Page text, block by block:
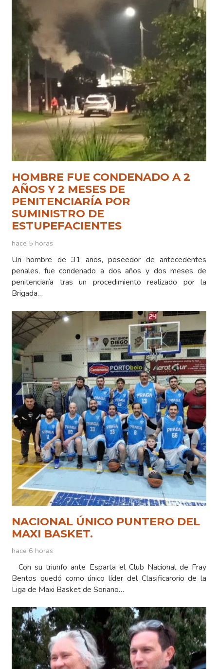
HOMBRE FUE CONDENADO A 2
AÑOS Y 2 MESES DE
PENITENCIARÍA POR
SUMINISTRO DE
ESTUPEFACIENTES
hace 5 horas
Un hombre de 31 años, poseedor de antecedentes
penales, fue condenado a dos años y dos meses de
penitenciaría tras un procedimiento realizado por la
Brigada…
NACIONAL ÚNICO PUNTERO DEL
MAXI BASKET.
hace 6 horas
Con su triunfo ante Esparta el Club Nacional de Fray
Bentos quedó como único líder del Clasificarorio de la
Liga de Maxi Basket de Soriano…